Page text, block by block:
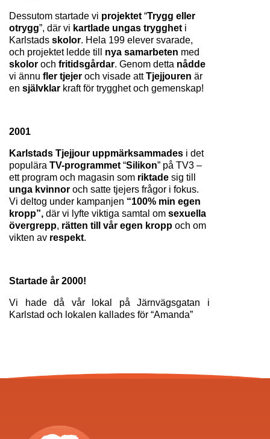
Dessutom startade vi projektet “Trygg eller
otrygg”, där vi kartlade ungas trygghet i
Karlstads skolor. Hela 199 elever svarade,
och projektet ledde till nya samarbeten
skolor och fritidsgårdar. Genom detta
vi ännu fler tjejer och visade att Tjejjouren är
en självklar kraft för trygghet och gemenskap!
2001
Karlstads Tjejjour uppmärksammades i det
populära TV-programmet “Silikon” på TV3 –
ett program och magasin som riktade
unga kvinnor och satte tjejers frågor i fokus.
Vi deltog under kampanjen “100% min egen
kropp”, där vi lyfte viktiga samtal om sexuella
övergrepp, rätten till vår egen kropp och om
vikten av respekt.
Startade år 2000!
Vi hade då vår lokal på Järnvägsgatan i
Karlstad och lokalen kallades för “Amanda”